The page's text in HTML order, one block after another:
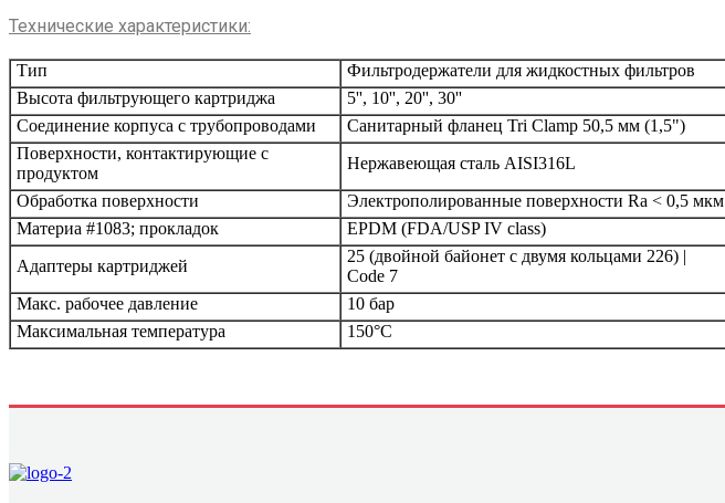
Технические характеристики:
Тип
Фильтродержатели для жидкостных фильтров
Высота фильтрующего картриджа
5'', 10'', 20'', 30''
Соединение корпуса с трубопроводами
Санитарный фланец Tri Clamp 50,5 мм (1,5")
Поверхности, контактирующие с
продуктом
Нержавеющая сталь AISI316L
Обработка поверхности
Электрополированные поверхности Ra < 0,5 мкм
Материа #1083; прокладок
EPDM (FDA/USP IV class)
Адаптеры картриджей
25 (двойной байонет с двумя кольцами 226) |
Code 7
Макс. рабочее давление
10 бар
Максимальная температура
150°C